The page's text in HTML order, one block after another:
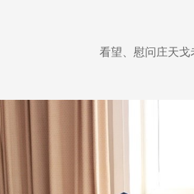
看望、慰问庄天戈